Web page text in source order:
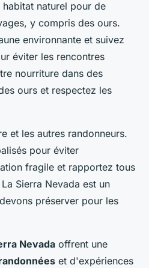
habitat naturel pour de
y compris des ours.
environnante et suivez
éviter les rencontres
nourriture dans des
ours et respectez les
et les autres randonneurs.
pour éviter
fragile et rapportez tous
Sierra Nevada est un
préserver pour les
Nevada offrent une
et d'expériences